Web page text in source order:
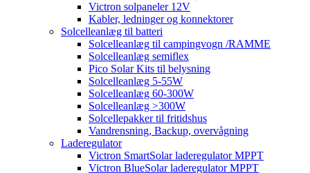
Victron solpaneler 12V
Kabler, ledninger og konnektorer
Solcelleanlæg til batteri
Solcelleanlæg til campingvogn /RAMME
Solcelleanlæg semiflex
Pico Solar Kits til belysning
Solcelleanlæg 5-55W
Solcelleanlæg 60-300W
Solcelleanlæg >300W
Solcellepakker til fritidshus
Vandrensning, Backup, overvågning
Laderegulator
Victron SmartSolar laderegulator MPPT
Victron BlueSolar laderegulator MPPT